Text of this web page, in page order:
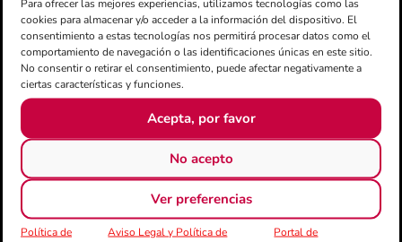
cookies para almacenar y/o acceder a la información del dispositivo. El
consentimiento a estas tecnologías nos permitirá procesar datos como el
comportamiento de navegación o las identificaciones únicas en este sitio.
No consentir o retirar el consentimiento, puede afectar negativamente a
ciertas características y funciones.
Acepta, por favor
No acepto
Ver preferencias
Política de
Aviso Legal y Política de
Portal de
Expired!
HORA
10:00 - 14:00
LLOC
Societat Musical "La
Paz" de Sant Joan
d'Alacant
Sant Joan d'Alacant,